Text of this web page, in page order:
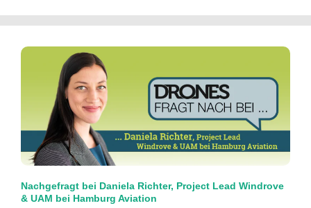
Nachgefragt bei Daniela Richter, Project Lead Windrove
& UAM bei Hamburg Aviation